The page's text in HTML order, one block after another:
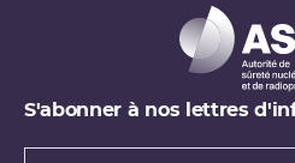
S'abonner à nos lettres
Types de